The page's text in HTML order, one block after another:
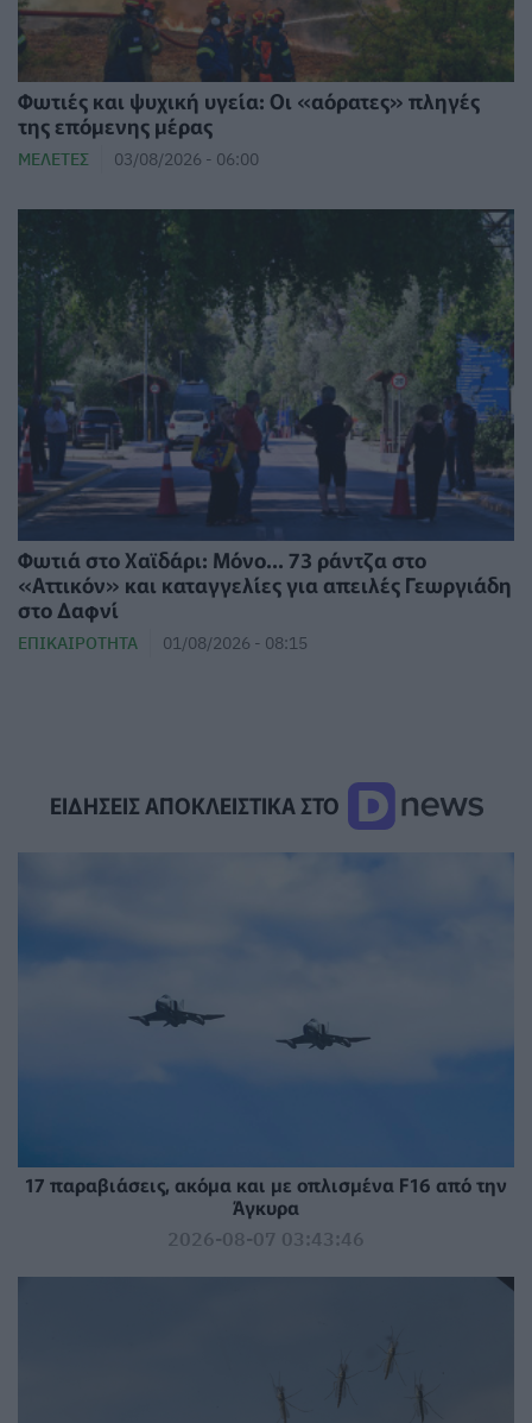
Φωτιές και ψυχική υγεία: Οι «αόρατες» πληγές
της επόμενης μέρας
ΜΕΛΈΤΕΣ 03/08/2026 - 06:00
Φωτιά στο Χαϊδάρι: Μόνο... 73 ράντζα στο
«Αττικόν» και καταγγελίες για απειλές Γεωργιάδη
στο Δαφνί
ΕΠΙΚΑΙΡΌΤΗΤΑ 01/08/2026 - 08:15
ΕΙΔΗΣΕΙΣ ΑΠΟΚΛΕΙΣΤΙΚΑ ΣΤΟ
17 παραβιάσεις, ακόμα και με οπλισμένα F16 από την
Άγκυρα
2026-08-07 03:43:46